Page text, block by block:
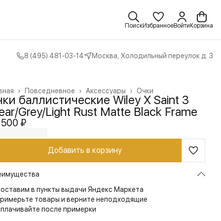
ПоискИзбранноеВойти Корзина
8 (495) 481-03-14 Москва, Холодильный переулок д. 3
Очки
Аксессуары ›
Повседневное ›
›
баллистические Wiley X Saint 3
Grey/Light Rust Matte Black Frame
₽
Добавить в корзину
в пункты выдачи Яндекс Маркета
товары и верните неподходящие
после примерки